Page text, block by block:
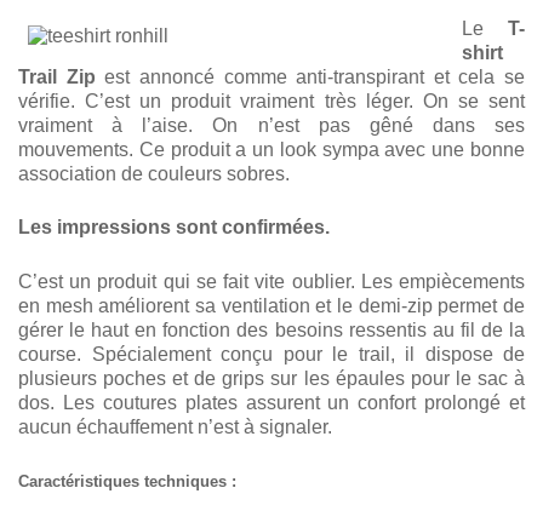
Le T-
shirt
Trail Zip est annoncé comme anti-transpirant et cela se
vérifie. C’est un produit vraiment très léger. On se sent
vraiment à l’aise. On n’est pas gêné dans ses
mouvements. Ce produit a un look sympa avec une bonne
association de couleurs sobres.
Les impressions sont confirmées.
C’est un produit qui se fait vite oublier. Les empiècements
en mesh améliorent sa ventilation et le demi-zip permet de
gérer le haut en fonction des besoins ressentis au fil de la
course. Spécialement conçu pour le trail, il dispose de
plusieurs poches et de grips sur les épaules pour le sac à
dos. Les coutures plates assurent un confort prolongé et
aucun échauffement n’est à signaler.
Caractéristiques techniques :